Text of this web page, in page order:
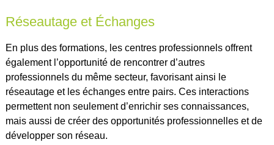
Réseautage et Échanges
En plus des formations, les centres professionnels offrent
également l’opportunité de rencontrer d’autres
professionnels du même secteur, favorisant ainsi le
réseautage et les échanges entre pairs. Ces interactions
permettent non seulement d’enrichir ses connaissances,
mais aussi de créer des opportunités professionnelles et de
développer son réseau.